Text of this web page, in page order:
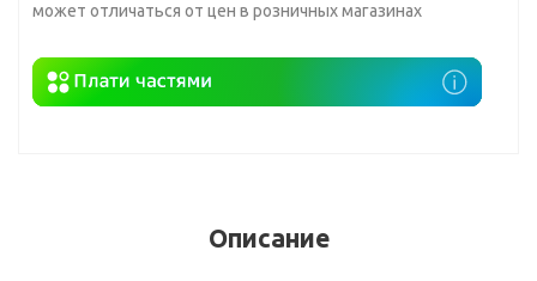
может отличаться от цен в розничных магазинах
Описание